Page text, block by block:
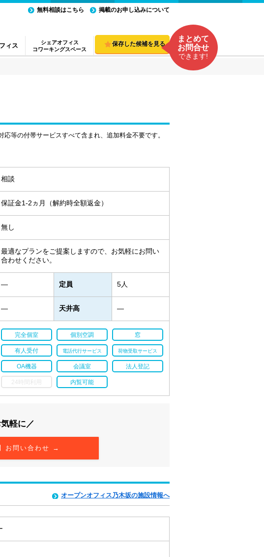
ィス
シェアオフィス
コワーキングスペース
無料相談はこちら 掲載のお申し込みについて
保存した候補を見る
まとめて
お問合せ
できます!
等の付帯サービスすべて含まれ、追加料金不要です。
相談
保証金1-2ヵ月（解約時全額返金）
無し
最適なプランをご提案しますので、お気軽にお問い
合わせください。
― 定員 5人
― 天井高 ―
完全個室 個別空調 窓
有人受付 電話代行サービス 荷物受取サービス
OA機器 会議室 法人登記
24時間利用 内覧可能
軽に／
お問い合わせ →
オープンオフィス乃木坂の施設情報へ